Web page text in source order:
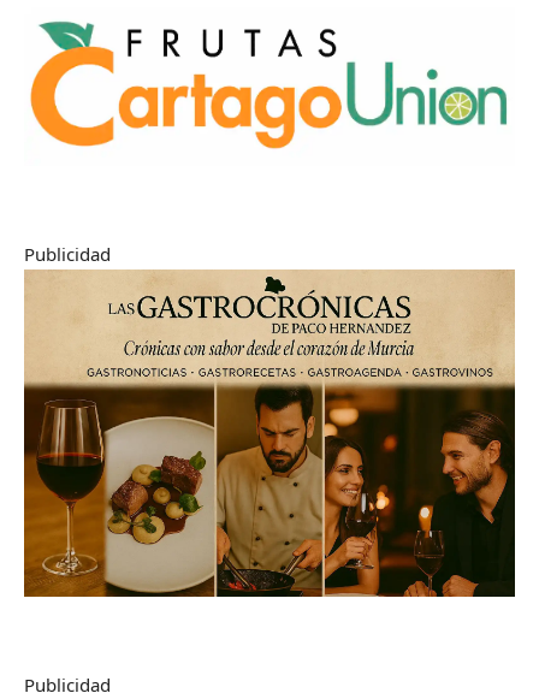
Publicidad
Publicidad